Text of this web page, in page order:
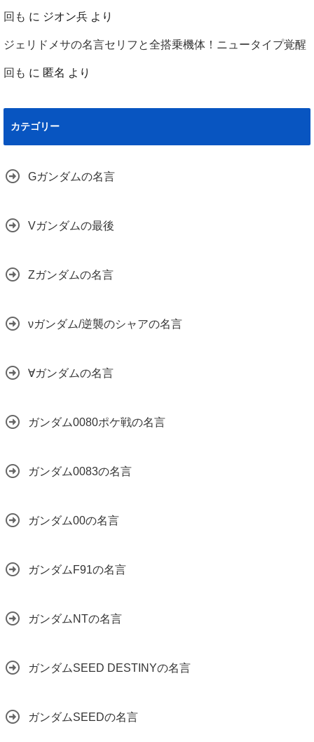
回も に ジオン兵 より
ジェリドメサの名言セリフと全搭乗機体！ニュータイプ覚醒
回も に 匿名 より
カテゴリー
Gガンダムの名言
Vガンダムの最後
Zガンダムの名言
νガンダム/逆襲のシャアの名言
∀ガンダムの名言
ガンダム0080ポケ戦の名言
ガンダム0083の名言
ガンダム00の名言
ガンダムF91の名言
ガンダムNTの名言
ガンダムSEED DESTINYの名言
ガンダムSEEDの名言